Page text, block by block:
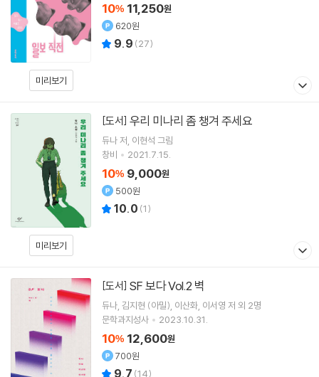
미리보기
10% 11,250원
620원
9.9 (27)
미리보기
[도서] 우리 미나리 좀 챙겨 주세요
듀나저 이현석 그림
창비
2021.7.15.
10% 9,000원
500원
10.0 (1)
[도서] SF 보다 Vol.2 벽
듀나 김지현 (아밀) 이산화 이서영 저 외 2명
문학과지성사
2023.10.31.
10% 12,600원
700원
9.7 (14)